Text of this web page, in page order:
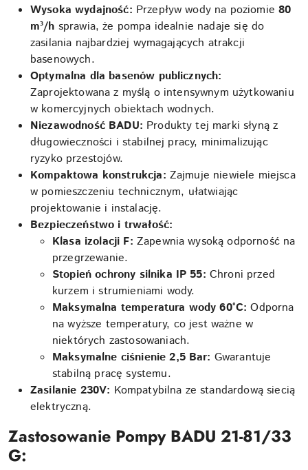
Wysoka wydajność: Przepływ wody na poziomie80
m³/h sprawia, że pompa idealnie nadaje się do
zasilania najbardziej wymagających atrakcji
basenowych.
Optymalna dla basenów publicznych:
Zaprojektowana z myślą o intensywnym użytkowaniu
w komercyjnych obiektach wodnych.
Niezawodność BADU: Produkty tej marki słyną z
długowieczności i stabilnej pracy, minimalizując
ryzyko przestojów.
Kompaktowa konstrukcja: Zajmuje niewiele miejsca
w pomieszczeniu technicznym, ułatwiając
projektowanie i instalację.
Bezpieczeństwo i trwałość:
Klasa izolacji F: Zapewnia wysoką odporność na
przegrzewanie.
Stopień ochrony silnika IP 55: Chroni przed
kurzem i strumieniami wody.
Maksymalna temperatura wody 60°C: Odporna
na wyższe temperatury, co jest ważne w
niektórych zastosowaniach.
Maksymalne ciśnienie 2,5 Bar: Gwarantuje
stabilną pracę systemu.
Zasilanie 230V: Kompatybilna ze standardową siecią
elektryczną.
Zastosowanie Pompy BADU 21-81/33
G: